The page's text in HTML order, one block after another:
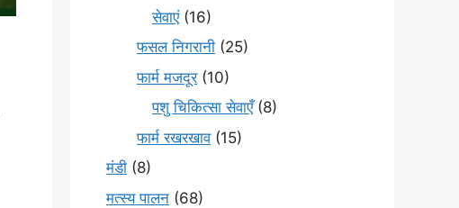
सेवाएं(16)
फसल निगरानी (25)
फार्म मजदूर(10)
पशु चिकित्सा सेवाएँ(8)
फार्म रखरखाव(15)
मंडी (8)
मत्स्य पालन (68)